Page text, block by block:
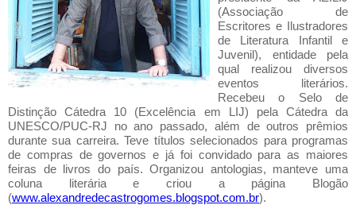
(Associação de
Escritores e Ilustradores
de Literatura Infantil e
Juvenil), entidade pela
qual realizou diversos
eventos literários.
Recebeu o Selo de
Distinção Cátedra 10 (Excelência em LIJ) pela Cátedra da
UNESCO/PUC-RJ no ano passado, além de outros prêmios
durante sua carreira. Teve títulos selecionados para programas
de compras de governos e já foi convidado para as maiores
feiras de livros do país. Organizou antologias, manteve uma
coluna literária e criou a página Blogão
(www.alexandredecastrogomes.blogspot.com.br).